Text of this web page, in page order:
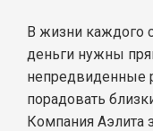
В жизни каждого
деньги нужны
непредвиденные
порадовать
Компания Аэлита